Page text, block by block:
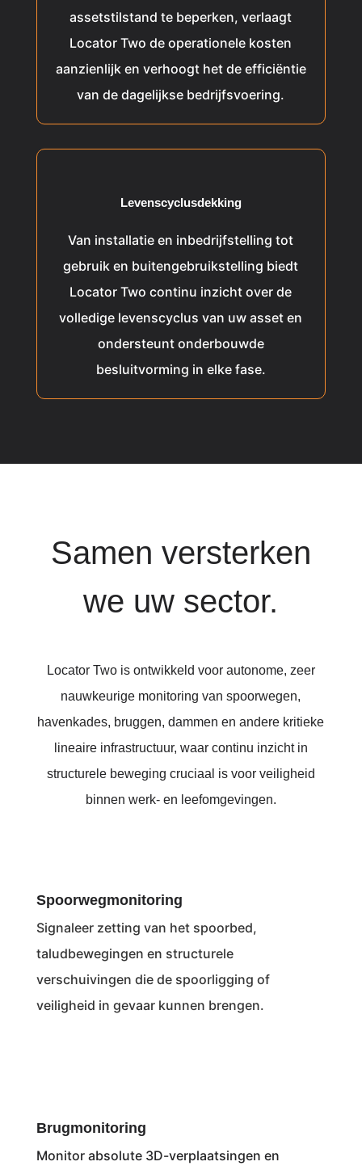
assetstilstand te beperken, verlaagt
Locator Two de operationele kosten
aanzienlijk en verhoogt het de efficiëntie
van de dagelijkse bedrijfsvoering.
Levenscyclusdekking
Van installatie en inbedrijfstelling tot
gebruik en buitengebruikstelling biedt
Locator Two continu inzicht over de
volledige levenscyclus van uw asset en
ondersteunt onderbouwde
besluitvorming in elke fase.
Samen versterken
we uw sector.
Locator Two is ontwikkeld voor autonome, zeer
nauwkeurige monitoring van spoorwegen,
havenkades, bruggen, dammen en andere kritieke
lineaire infrastructuur, waar continu inzicht in
structurele beweging cruciaal is voor veiligheid
binnen werk- en leefomgevingen.
Spoorwegmonitoring
Signaleer zetting van het spoorbed,
taludbewegingen en structurele
verschuivingen die de spoorligging of
veiligheid in gevaar kunnen brengen.
Brugmonitoring
Monitor absolute 3D-verplaatsingen en